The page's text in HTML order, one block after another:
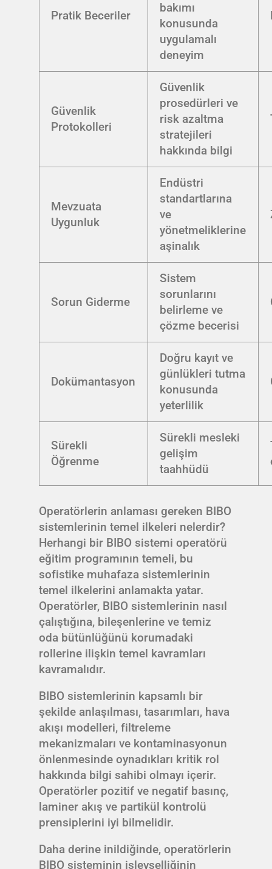
Pratik Beceriler
bakımı
konusunda
uygulamalı
deneyim
Güvenlik
Protokolleri
Güvenlik
prosedürleri ve
risk azaltma
stratejileri
hakkında bilgi
Mevzuata
Uygunluk
Endüstri
standartlarına
ve
yönetmeliklerine
aşinalık
Sorun Giderme
Sistem
sorunlarını
belirleme ve
çözme becerisi
Dokümantasyon
Doğru kayıt ve
günlükleri tutma
konusunda
yeterlilik
Sürekli
Öğrenme
Sürekli mesleki
gelişim
taahhüdü
Operatörlerin anlaması gereken BIBO
sistemlerinin temel ilkeleri nelerdir?
Herhangi bir BIBO sistemi operatörü
eğitim programının temeli, bu
sofistike muhafaza sistemlerinin
temel ilkelerini anlamakta yatar.
Operatörler, BIBO sistemlerinin nasıl
çalıştığına, bileşenlerine ve temiz
oda bütünlüğünü korumadaki
rollerine ilişkin temel kavramları
kavramalıdır.
BIBO sistemlerinin kapsamlı bir
şekilde anlaşılması, tasarımları, hava
akışı modelleri, filtreleme
mekanizmaları ve kontaminasyonun
önlenmesinde oynadıkları kritik rol
hakkında bilgi sahibi olmayı içerir.
Operatörler pozitif ve negatif basınç,
laminer akış ve partikül kontrolü
prensiplerini iyi bilmelidir.
Daha derine inildiğinde, operatörlerin
BIBO sisteminin işlevselliğinin